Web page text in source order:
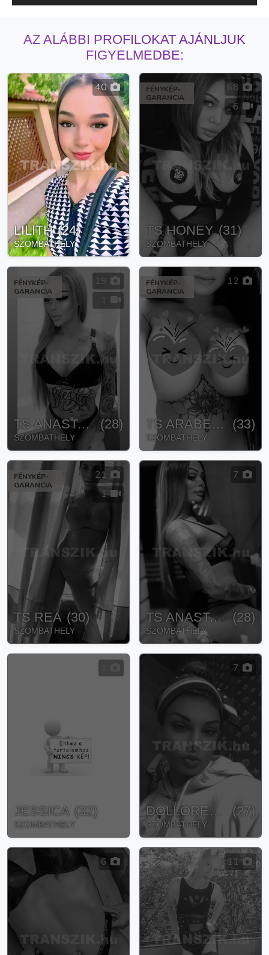
AZ ALÁBBI PROFILOKAT AJÁNLJUK
FIGYELMEDBE:
40
LILITH (24)
SZOMBATHELY
FÉNYKÉP-
GARANCIA
68
6
TS HONEY (31)
SZOMBATHELY
FÉNYKÉP-
GARANCIA
19
1
TS ANASTASIA (28)
SZOMBATHELY
FÉNYKÉP-
GARANCIA
12
TS ARABELLA (33)
SZOMBATHELY
FÉNYKÉP-
GARANCIA
21
1
TS REA (30)
SZOMBATHELY
7
TS ANASTASIA (28)
SZOMBATHELY
JESSICA (32)
SZOMBATHELY
7
DOLLORESZ CSINCSI (27)
SZOMBATHELY
6 11